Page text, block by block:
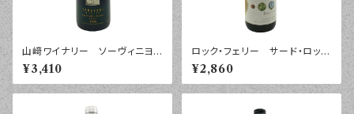
山﨑ワイナリー ソーヴィニヨ
ン・ブラン ２０２５年 ７５０ｍ
ｌ
¥3,410
ロック・フェリー サード・ロッ
ク ソーヴィニヨン・ブラン マ
ールボロ ２０２４年 ７５０ｍ
ｌ
¥2,860